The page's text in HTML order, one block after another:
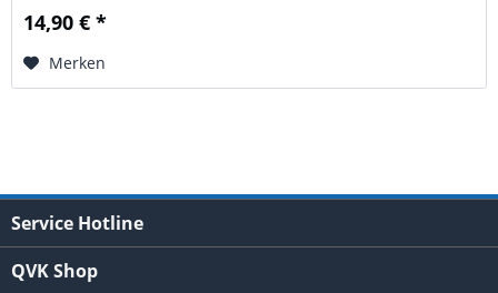
14,90 € *
Merken
Service Hotline
QVK Shop